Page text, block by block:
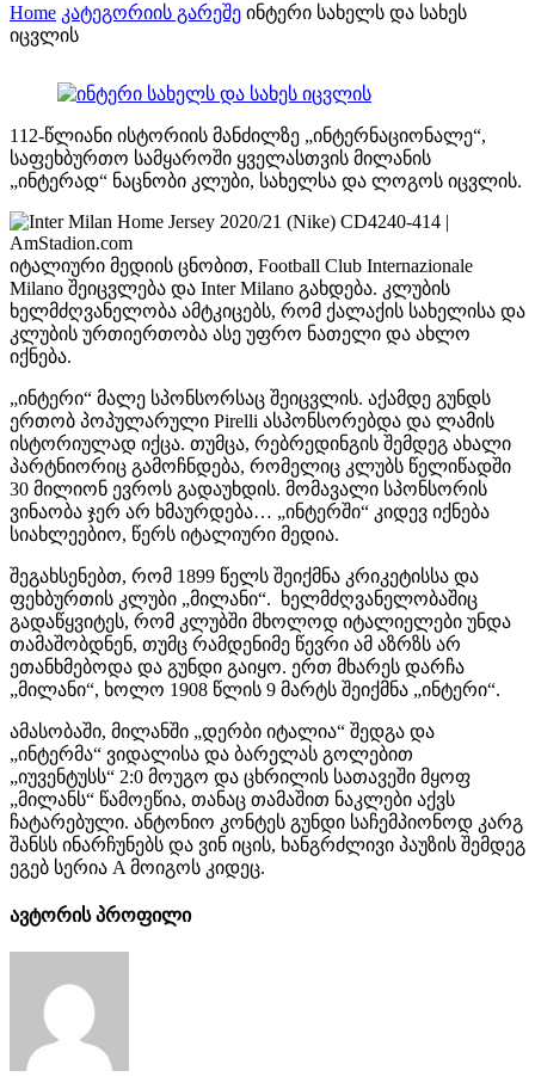
Home კატეგორიის გარეშე ინტერი სახელს და სახეს
იცვლის
112-წლიანი ისტორიის მანძილზე „ინტერნაციონალე“,
საფეხბურთო სამყაროში ყველასთვის მილანის
„ინტერად“ ნაცნობი კლუბი, სახელსა და ლოგოს იცვლის.
იტალიური მედიის ცნობით, Football Club Internazionale
Milano შეიცვლება და Inter Milano გახდება. კლუბის
ხელმძღვანელობა ამტკიცებს, რომ ქალაქის სახელისა და
კლუბის ურთიერთობა ასე უფრო ნათელი და ახლო
იქნება.
„ინტერი“ მალე სპონსორსაც შეიცვლის. აქამდე გუნდს
ერთობ პოპულარული Pirelli ასპონსორებდა და ლამის
ისტორიულად იქცა. თუმცა, რებრედინგის შემდეგ ახალი
პარტნიორიც გამოჩნდება, რომელიც კლუბს წელიწადში
30 მილიონ ევროს გადაუხდის. მომავალი სპონსორის
ვინაობა ჯერ არ ხმაურდება… „ინტერში“ კიდევ იქნება
სიახლეებიო, წერს იტალიური მედია.
შეგახსენებთ, რომ 1899 წელს შეიქმნა კრიკეტისსა და
ფეხბურთის კლუბი „მილანი“. ხელმძღვანელობაშიც
გადაწყვიტეს, რომ კლუბში მხოლოდ იტალიელები უნდა
თამაშობდნენ, თუმც რამდენიმე წევრი ამ აზრზს არ
ეთანხმებოდა და გუნდი გაიყო. ერთ მხარეს დარჩა
„მილანი“, ხოლო 1908 წლის 9 მარტს შეიქმნა „ინტერი“.
ამასობაში, მილანში „დერბი იტალია“ შედგა და
„ინტერმა“ ვიდალისა და ბარელას გოლებით
„იუვენტუსს“ 2:0 მოუგო და ცხრილის სათავეში მყოფ
„მილანს“ წამოეწია, თანაც თამაშით ნაკლები აქვს
ჩატარებული. ანტონიო კონტეს გუნდი საჩემპიონოდ კარგ
შანსს ინარჩუნებს და ვინ იცის, ხანგრძლივი პაუზის შემდეგ
ეგებ სერია A მოიგოს კიდეც.
ავტორის პროფილი